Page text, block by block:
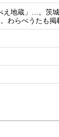
え地蔵」…。茨
わらべうたも掲